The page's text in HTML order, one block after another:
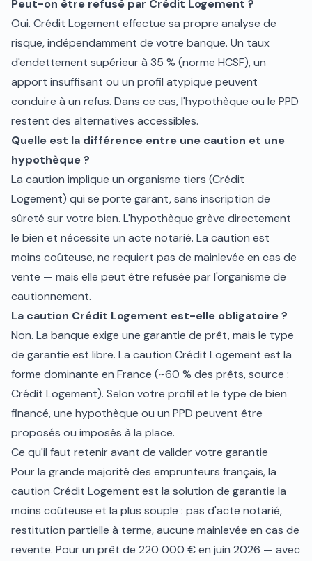
Peut-on être refusé par Crédit Logement ?
Oui. Crédit Logement effectue sa propre analyse de
risque, indépendamment de votre banque. Un taux
d'endettement supérieur à 35 % (norme HCSF), un
apport insuffisant ou un profil atypique peuvent
conduire à un refus. Dans ce cas, l'hypothèque ou le PPD
restent des alternatives accessibles.
Quelle est la différence entre une caution et une
hypothèque ?
La caution implique un organisme tiers (Crédit
Logement) qui se porte garant, sans inscription de
sûreté sur votre bien. L'hypothèque grève directement
le bien et nécessite un acte notarié. La caution est
moins coûteuse, ne requiert pas de mainlevée en cas de
vente — mais elle peut être refusée par l'organisme de
cautionnement.
La caution Crédit Logement est-elle obligatoire ?
Non. La banque exige une garantie de prêt, mais le type
de garantie est libre. La caution Crédit Logement est la
forme dominante en France (~60 % des prêts, source :
Crédit Logement). Selon votre profil et le type de bien
financé, une hypothèque ou un PPD peuvent être
proposés ou imposés à la place.
Ce qu'il faut retenir avant de valider votre garantie
Pour la grande majorité des emprunteurs français, la
caution Crédit Logement est la solution de garantie la
moins coûteuse et la plus souple : pas d'acte notarié,
restitution partielle à terme, aucune mainlevée en cas de
revente. Pour un prêt de 220 000 € en juin 2026 — avec